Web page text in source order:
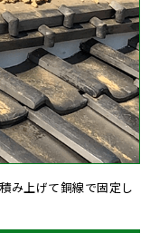
み上げて銅線で固定し